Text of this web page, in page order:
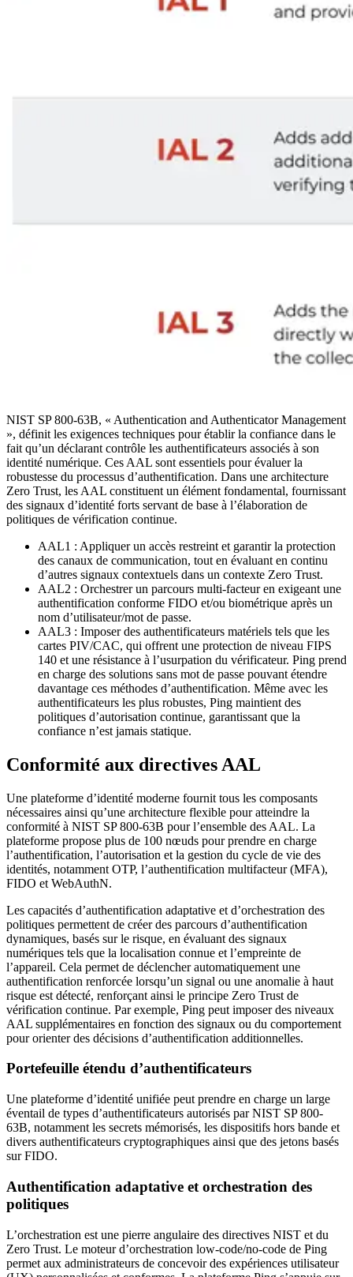
NIST SP 800-63B, « Authentication and Authenticator Management
», définit les exigences techniques pour établir la confiance dans le
fait qu’un déclarant contrôle les authentificateurs associés à son
identité numérique. Ces AAL sont essentiels pour évaluer la
robustesse du processus d’authentification. Dans une architecture
Zero Trust, les AAL constituent un élément fondamental, fournissant
des signaux d’identité forts servant de base à l’élaboration de
politiques de vérification continue.
AAL1 : Appliquer un accès restreint et garantir la protection
des canaux de communication, tout en évaluant en continu
d’autres signaux contextuels dans un contexte Zero Trust.
AAL2 : Orchestrer un parcours multi‑facteur en exigeant une
authentification conforme FIDO et/ou biométrique après un
nom d’utilisateur/mot de passe.
AAL3 : Imposer des authentificateurs matériels tels que les
cartes PIV/CAC, qui offrent une protection de niveau FIPS
140 et une résistance à l’usurpation du vérificateur. Ping prend
en charge des solutions sans mot de passe pouvant étendre
davantage ces méthodes d’authentification. Même avec les
authentificateurs les plus robustes, Ping maintient des
politiques d’autorisation continue, garantissant que la
confiance n’est jamais statique.
Conformité aux directives AAL
Une plateforme d’identité moderne fournit tous les composants
nécessaires ainsi qu’une architecture flexible pour atteindre la
conformité à NIST SP 800-63B pour l’ensemble des AAL. La
plateforme propose plus de 100 nœuds pour prendre en charge
l’authentification, l’autorisation et la gestion du cycle de vie des
identités, notamment OTP, l’authentification multifacteur (MFA),
FIDO et WebAuthN.
Les capacités d’authentification adaptative et d’orchestration des
politiques permettent de créer des parcours d’authentification
dynamiques, basés sur le risque, en évaluant des signaux
numériques tels que la localisation connue et l’empreinte de
l’appareil. Cela permet de déclencher automatiquement une
authentification renforcée lorsqu’un signal ou une anomalie à haut
risque est détecté, renforçant ainsi le principe Zero Trust de
vérification continue. Par exemple, Ping peut imposer des niveaux
AAL supplémentaires en fonction des signaux ou du comportement
pour orienter des décisions d’authentification additionnelles.
Portefeuille étendu d’authentificateurs
Une plateforme d’identité unifiée peut prendre en charge un large
éventail de types d’authentificateurs autorisés par NIST SP 800-
63B, notamment les secrets mémorisés, les dispositifs hors bande et
divers authentificateurs cryptographiques ainsi que des jetons basés
sur FIDO.
Authentification adaptative et orchestration des
politiques
L’orchestration est une pierre angulaire des directives NIST et du
Zero Trust. Le moteur d’orchestration low-code/no-code de Ping
permet aux administrateurs de concevoir des expériences utilisateur